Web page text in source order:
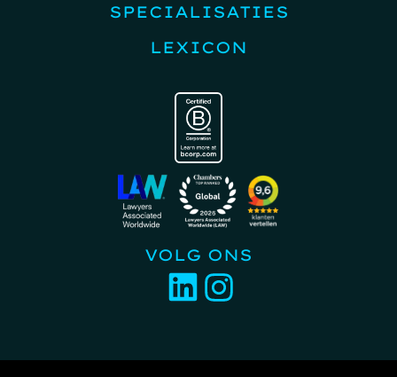
SPECIALISATIES
LEXICON
VOLG ONS